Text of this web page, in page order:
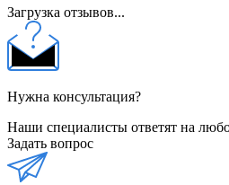
Загрузка отзывов...
Нужна консультация?
Наши специалисты ответят на
Задать вопрос